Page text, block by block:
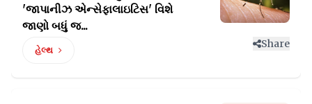
'જાપાનીઝ એન્સેફાલાઇટિસ' વિશે
જાણો બધું જ...
હેલ્થ
Share